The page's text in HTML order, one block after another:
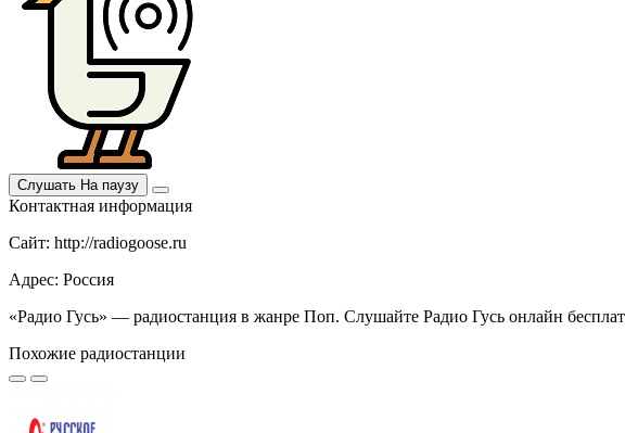
Слушать На паузу
Контактная информация
Сайт: http://radiogoose.ru
Адрес: Россия
«Радио Гусь» — радиостанция в жанре Поп. Слушайте Радио Гусь онлайн
Похожие радиостанции